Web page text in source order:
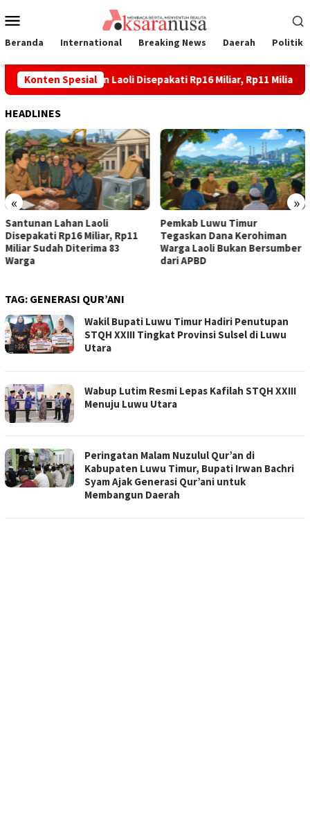
ke
Mobile
Beranda International Breaking News Daerah Politik
Konten Spesial
Santunan Lahan Laoli Disepakati Rp16 Miliar, Rp11 Miliar
HEADLINES
« »
Santunan Lahan Laoli
Disepakati Rp16 Miliar, Rp11
Miliar Sudah Diterima 83
Warga
Pemkab Luwu Timur
Tegaskan Dana Kerohiman
Warga Laoli Bukan Bersumber
dari APBD
TAG: GENERASI QUR’ANI
Wakil Bupati Luwu Timur Hadiri Penutupan
STQH XXIII Tingkat Provinsi Sulsel di Luwu
Utara
Wabup Lutim Resmi Lepas Kafilah STQH XXIII
Menuju Luwu Utara
Peringatan Malam Nuzulul Qur’an di
Kabupaten Luwu Timur, Bupati Irwan Bachri
Syam Ajak Generasi Qur’ani untuk
Membangun Daerah